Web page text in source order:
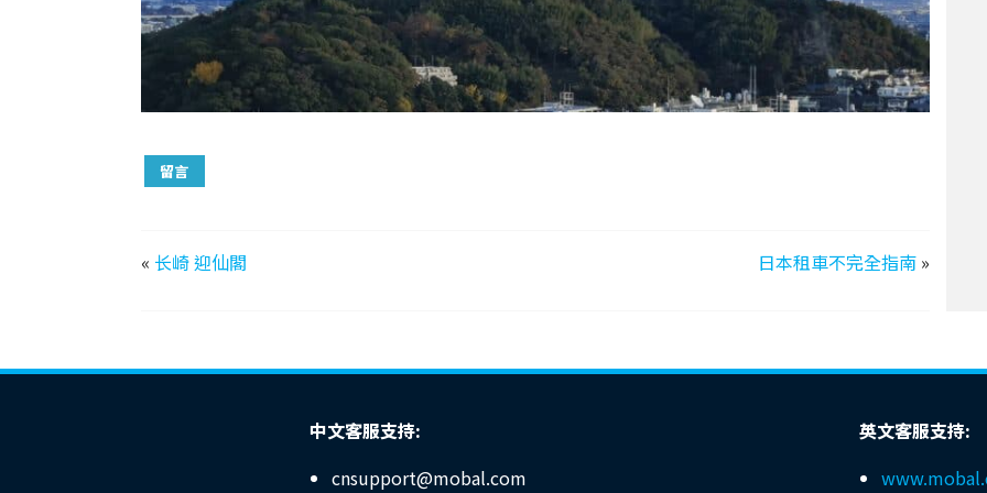
留言
« 长崎 迎仙閣 日本租車不完全指南»
中文客服支持:
cnsupport@mobal.com
英文客服支持: